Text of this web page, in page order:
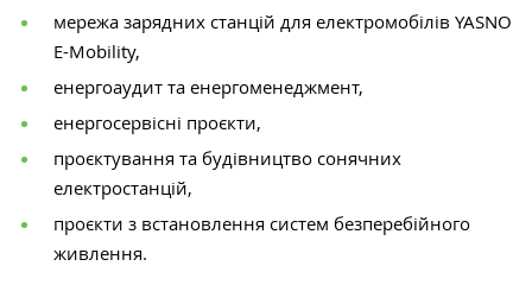
мережа зарядних станцій для електромобілів YASNO
E-Mobility,
енергоаудит та енергоменеджмент,
енергосервісні проєкти,
проєктування та будівництво сонячних
електростанцій,
проєкти з встановлення систем безперебійного
живлення.